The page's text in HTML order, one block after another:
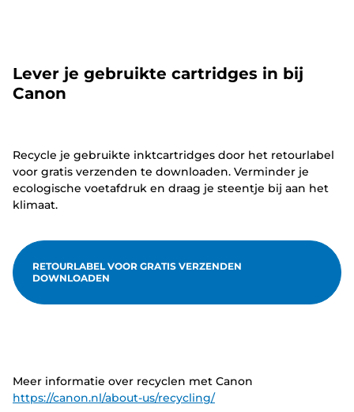
Lever je gebruikte cartridges in bij
Canon
Recycle je gebruikte inktcartridges door het retourlabel
voor gratis verzenden te downloaden. Verminder je
ecologische voetafdruk en draag je steentje bij aan het
klimaat.
RETOURLABEL VOOR GRATIS VERZENDEN
DOWNLOADEN
Meer informatie over recyclen met Canon
https://canon.nl/about-us/recycling/